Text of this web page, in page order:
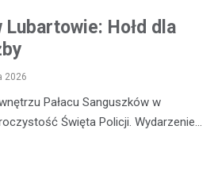
Hołd dla
2026
Pałacu Sanguszków w
Święta Policji. Wydarzenie…